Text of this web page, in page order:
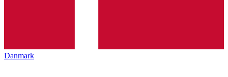
Danmark